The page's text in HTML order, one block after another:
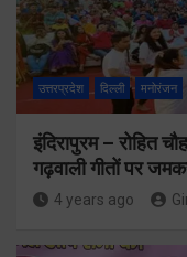
उत्तरप्रदेश दिल्ली मनोरंजन
इंदिरापुरम – रोहित
गढ़वाली गीतों पर
4 years ago